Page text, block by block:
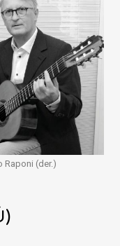
Raponi (der.)